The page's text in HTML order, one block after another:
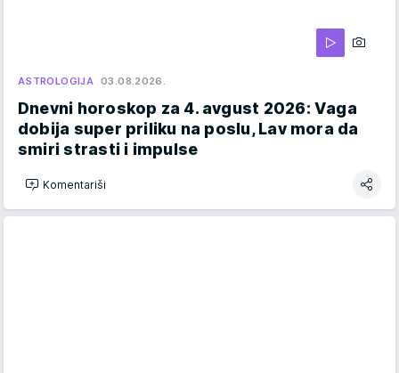
ASTROLOGIJA 03.08.2026.
Dnevni horoskop za 4. avgust 2026: Vaga
dobija super priliku na poslu, Lav mora da
smiri strasti i impulse
Komentariši